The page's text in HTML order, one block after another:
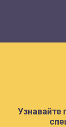
Узнавайте